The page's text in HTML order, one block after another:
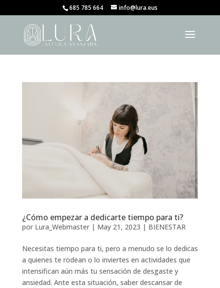
685 785 664 info@lura.eus
¿Cómo empezar a dedicarte tiempo para ti?
por Lura_Webmaster| May 21, 2023 | BIENESTAR
Necesitas tiempo para ti, pero a menudo se lo dedicas
a quienes te rodean o lo inviertes en actividades que
intensifican aún más tu sensación de desgaste y
ansiedad. Ante esta situación, saber descansar de